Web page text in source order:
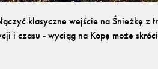
klasyczne wejście na Śnieżkę z
i czasu - wyciąg na Kopę może